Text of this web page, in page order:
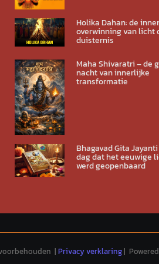
Holika Dahan: de
overwinning van licht
duisternis
Maha Shivaratri – de
nacht van innerlijke
transformatie
Bhagavad Gita Jayanti
dag dat het eeuwige
werd geopenbaard
| Privacy verklaring|